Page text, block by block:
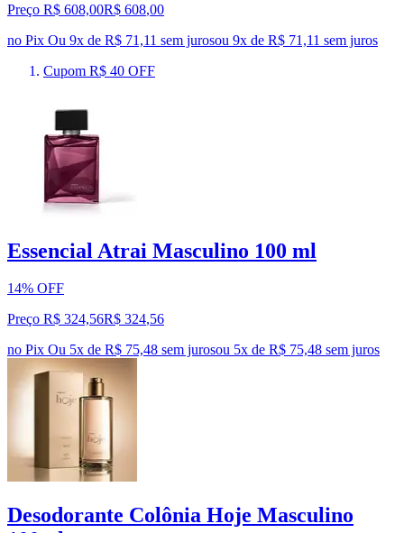
Preço R$ 608,00R$ 608,00
no Pix Ou 9x de R$ 71,11 sem jurosou 9x de R$ 71,11 sem juros
Cupom R$ 40 OFF
Essencial Atrai Masculino 100 ml
14% OFF
Preço R$ 324,56R$ 324,56
no Pix Ou 5x de R$ 75,48 sem jurosou 5x de R$ 75,48 sem juros
Desodorante Colônia Hoje Masculino